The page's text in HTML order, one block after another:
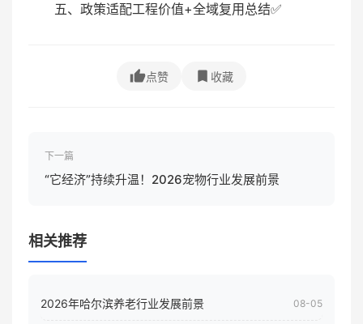
五、政策适配工程价值+全域复用总结✅
点赞 收藏
下一篇
“它经济”持续升温！2026宠物行业发展前景
相关推荐
2026年哈尔滨养老行业发展前景 08-05